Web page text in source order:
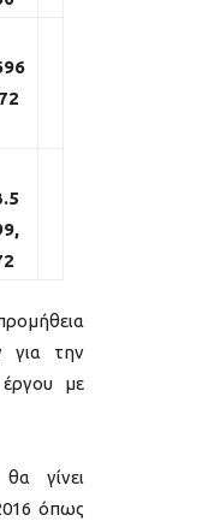
για την
με
γίνει
όπως